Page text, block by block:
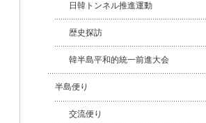
日韓トンネル推進運動
歴史探訪
韓半島平和的統一前進大会
半島便り
交流便り